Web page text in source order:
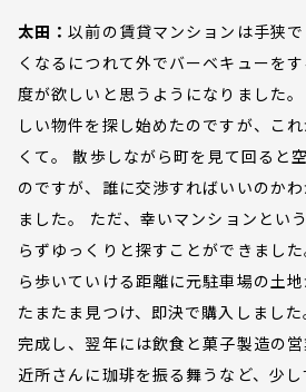
太田：以前の賃貸マンションは手狭
くなるにつれて外でバーベキューを
度が欲しいと思うようになりました
しい物件を探し始めたのですが、こ
くて。 散歩しながら町を見て回ると
のですが、誰に交渉すればいいのか
ました。 ただ、幸いマンションとい
らずゆっくりと探すことができまし
ら歩いていける距離に元駐車場の土
たまたま見つけ、即決で購入しまし
完成し、翌年には飲食と菓子製造の
近所さんに珈琲を振る舞うなど、少